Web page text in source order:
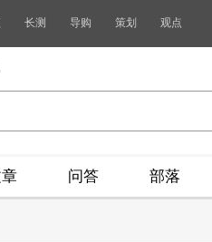
长测 导购 策划 观点
问答 部落